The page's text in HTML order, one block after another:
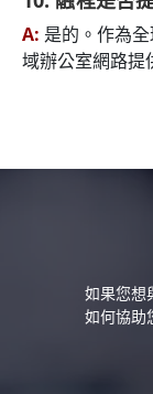
A: 是的。作為
域辦公室網路提
如果您想
如何協助